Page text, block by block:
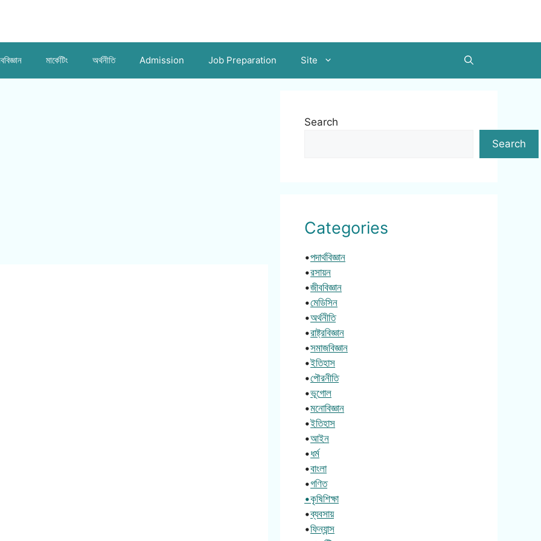
মার্কেটিং অর্থনীতি Admission Job Preparation Site
Search
Search
Categories
•পদার্থবিজ্ঞান
•রসায়ন
•জীববিজ্ঞান
•মেডিসিন
•অর্থনীতি
•রাষ্ট্রবিজ্ঞান
•সমাজবিজ্ঞান
•ইতিহাস
•পৌরনীতি
•ভূগোল
•মনোবিজ্ঞান
•ইতিহাস
•আইন
•ধর্ম
•বাংলা
•গণিত
•কৃষিশিক্ষা
•ব্যবসায়
•ফিন্যান্স